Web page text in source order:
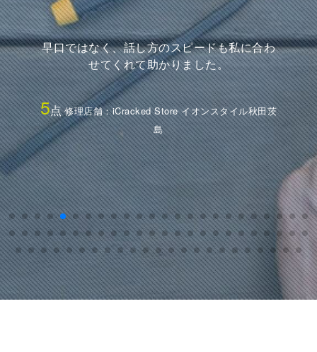
このような利便性の良い場所での営業されい
るのはありがたいです 時間もあまり掛からず
助かりました
5点修理店舗：iCracked Store イオンタウン金沢示野